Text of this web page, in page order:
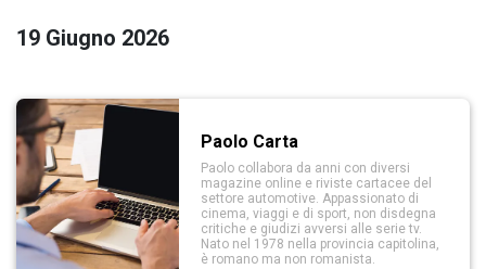
19 Giugno 2026
Paolo Carta
Paolo collabora da anni con diversi
magazine online e riviste cartacee del
settore automotive. Appassionato di
cinema, viaggi e di sport, non disdegna
critiche e giudizi avversi alle serie tv.
Nato nel 1978 nella provincia capitolina,
è romano ma non romanista.